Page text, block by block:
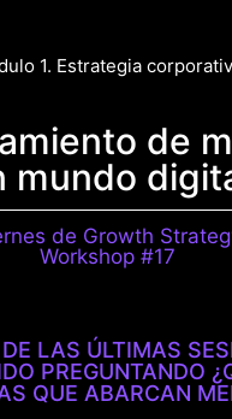
1. Estrategia
de
mundo
de Growth
Workshop #17
LAS ÚLTIMAS
PREGUNTANDO
QUE ABARCAN